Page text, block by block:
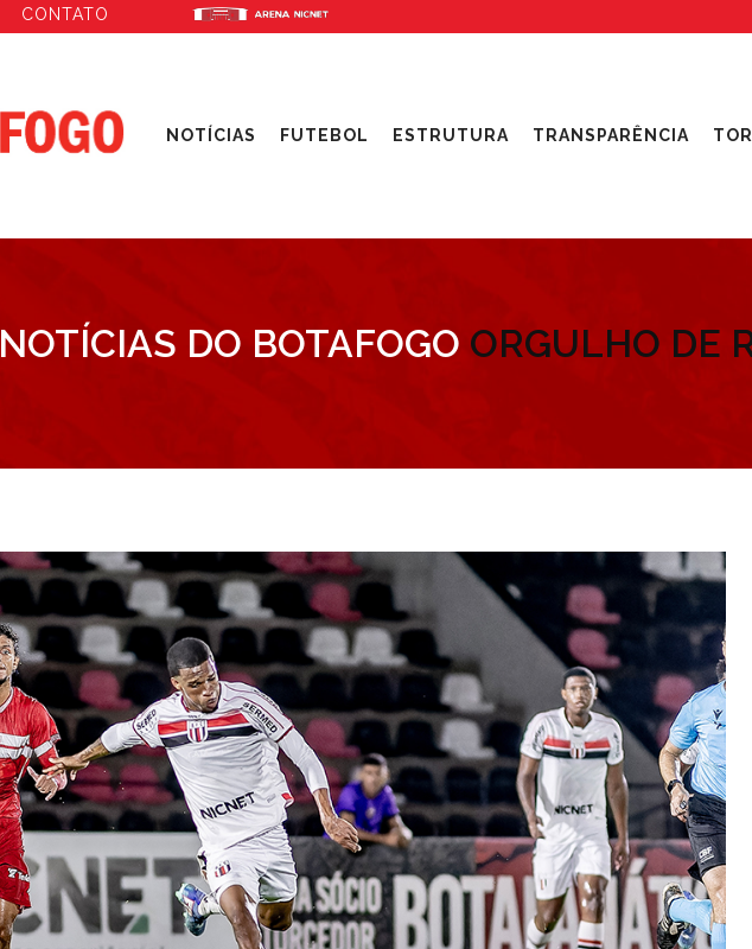
CONTATO
NOTÍCIAS FUTEBOL ESTRUTURA TRANSPARÊNCIA
NOTÍCIAS DO BOTAFOGO ORGULHO DE